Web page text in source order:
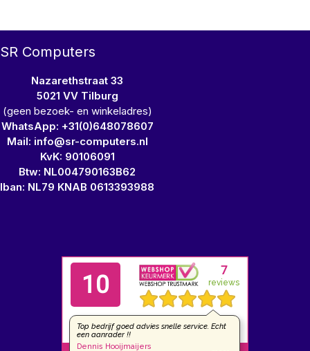
SR Computers
Nazarethstraat 33
5021 VV Tilburg
(geen bezoek- en winkeladres)
WhatsApp: +31(0)648078607
Mail: info@sr-computers.nl
KvK: 90106091
Btw: NL004790163B62
Iban: NL79 KNAB 0613393988